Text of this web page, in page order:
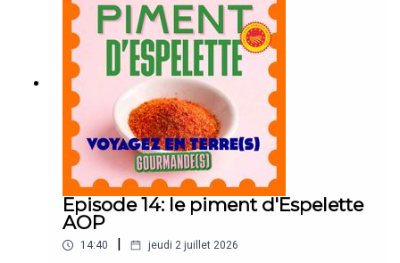
Episode 14: le piment d'Espelette
AOP
14:40 jeudi 2 juillet 2026